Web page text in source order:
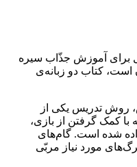
برای آموزش جذّاب سیره
است، کتاب دو زبانه‌ی
روش تدریس یکی از
با کمک گرفتن از بازی،
شده است. گام‌های
مورد نیاز مربّی